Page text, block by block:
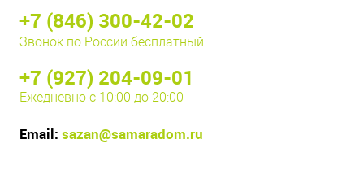
+7 (846) 300-42-02
Звонок по России бесплатный
+7 (927) 204-09-01
Ежедневно с 10:00 до 20:00
Email: sazan@samaradom.ru